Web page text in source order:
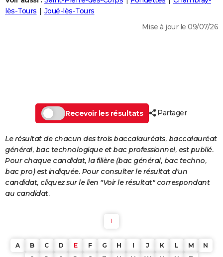
Destinations
City break
Voyage nature
Voyage de noces
Forum
Climat
+
PHOTO
Dictionnaire
PROGRAMME TV
S'inscrire
Se connecter
Lycées
Collèges
Primaires
Universités
Entreprises
Service militaire
Avis de recherche
AVIS DE DÉCÈS
FORUM
Bricolage
Lifestyle
Culture
Sport
Auto
Television
Voyage
Cinema
lès-Tours
Joué-lès-Tours
Mise à jour le 09/07/26
Recevoir les résultats Partager
Le résultat de chacun des trois baccalauréats, baccalauréat
général, bac technologique et bac professionnel, est publié.
Pour chaque candidat, la filière (bac général, bac techno,
bac pro) est indiquée. Pour consulter le résultat d'un
candidat, cliquez sur le lien "Voir le résultat" correspondant
au candidat.
1
A B C D E F G H I J K L M
N